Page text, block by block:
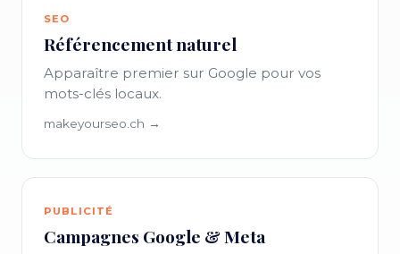
SEO
Référencement naturel
Apparaître premier sur Google pour vos
mots-clés locaux.
makeyourseo.ch →
PUBLICITÉ
Campagnes Google & Meta